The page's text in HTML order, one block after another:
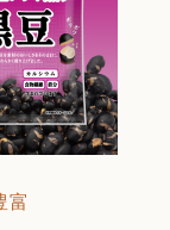
富